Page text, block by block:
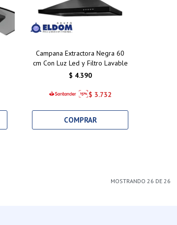
Campana Extractora Negra 60
cm Con Luz Led y Filtro Lavable
$ 4.390
$ 3.732
MOSTRANDO 26 DE 26